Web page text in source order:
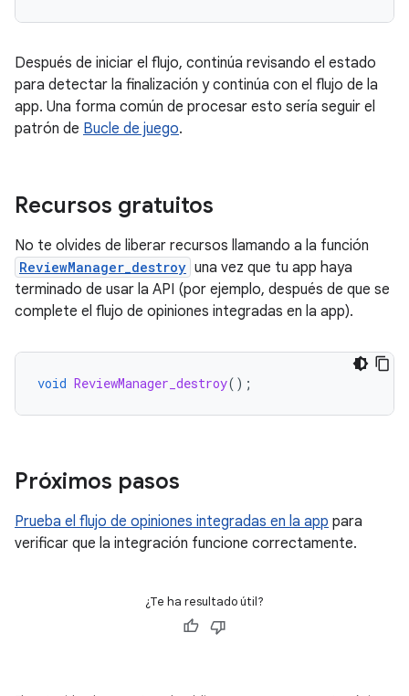
Después de iniciar el flujo, continúa revisando el estado
para detectar la finalización y continúa con el flujo de la
app. Una forma común de procesar esto sería seguir el
patrón de Bucle de juego.
Recursos gratuitos
No te olvides de liberar recursos llamando a la función
ReviewManager_destroy una vez que tu app haya
terminado de usar la API (por ejemplo, después de que se
complete el flujo de opiniones integradas en la app).
void ReviewManager_destroy();
Próximos pasos
Prueba el flujo de opiniones integradas en la app para
verificar que la integración funcione correctamente.
¿Te ha resultado útil?